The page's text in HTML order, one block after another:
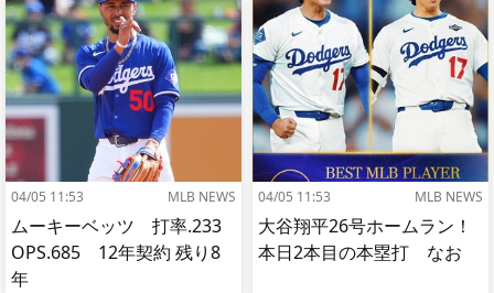
へ[海外の反応]
04/05 11:53 MLB NEWS
ムーキーベッツ 打率.233
OPS.685 12年契約 残り8
年
04/05 11:53 MLB NEWS
大谷翔平26号ホームラン！
本日2本目の本塁打 なお